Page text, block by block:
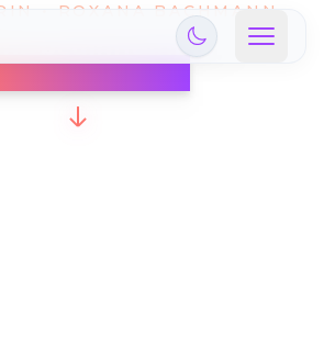
• ROXANA BACHMANN
beginnt innen –
wird sichtbar.